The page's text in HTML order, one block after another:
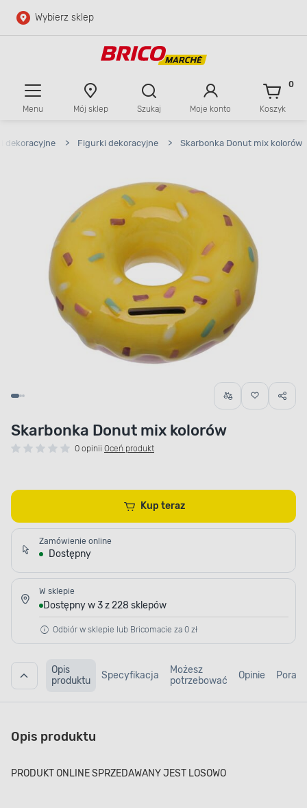
Przejdź do głównej zawartości
Wybierz sklep
Menu Mój sklep Szukaj Moje konto Koszyk
0
dekoracyjne > Figurki dekoracyjne > Skarbonka Donut mix kolorów
Skarbonka Donut mix kolorów
0 opinii Oceń produkt
Kup teraz
Zamówienie online
Dostępny
W sklepie
Dostępny w 3 z 228 sklepów
Odbiór w sklepie lub Bricomacie za 0 zł
Opis
produktu
Specyfikacja
Możesz
potrzebować
Opinie Porady
Opis produktu
PRODUKT ONLINE SPRZEDAWANY JEST LOSOWO